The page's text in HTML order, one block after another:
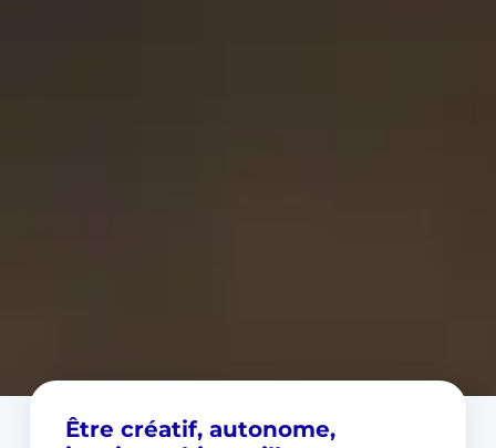
Être créatif, autonome,